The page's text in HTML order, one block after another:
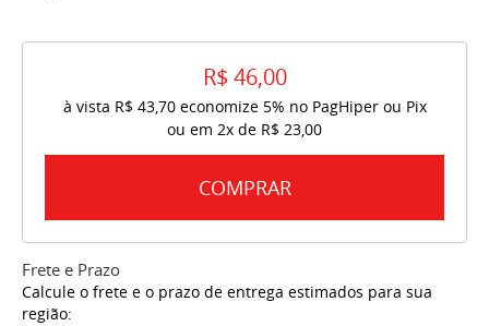
R$ 46,00
à vista R$ 43,70economize 5% no PagHiper ou Pix
ou em 2x de R$ 23,00
COMPRAR
Frete e Prazo
Calcule o frete e o prazo de entrega estimados para sua
região: